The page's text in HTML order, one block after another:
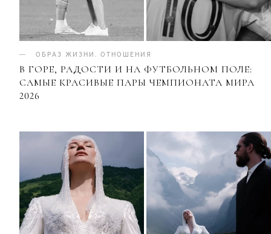
ОБРАЗ ЖИЗНИ ОТНОШЕНИЯ
В ГОРЕ, РАДОСТИ И НА ФУТБОЛЬНОМ ПОЛЕ:
САМЫЕ КРАСИВЫЕ ПАРЫ ЧЕМПИОНАТА МИРА
2026